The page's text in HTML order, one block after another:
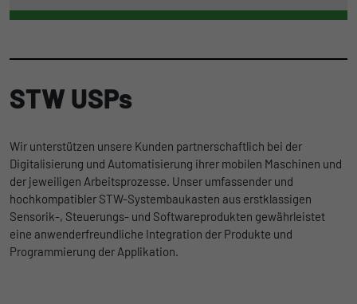
STW USPs
Wir unterstützen unsere Kunden partnerschaftlich bei der
Digitalisierung und Automatisierung ihrer mobilen Maschinen und
der jeweiligen Arbeitsprozesse. Unser umfassender und
hochkompatibler STW-Systembaukasten aus erstklassigen
Sensorik-, Steuerungs- und Softwareprodukten gewährleistet
eine anwenderfreundliche Integration der Produkte und
Programmierung der Applikation.